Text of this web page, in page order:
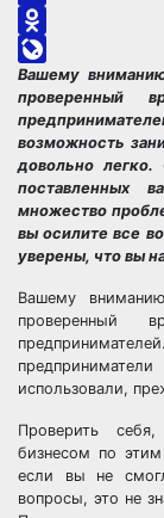
VK
Odnoklassniki
LiveJournal
Вашему
проверенный
возможность
довольно легко.
поставленных
множество
вы осилите все
уверены, что вы
Вашему
проверенный
использовали,
Проверить
бизнесом по
если вы не
вопросы, это не